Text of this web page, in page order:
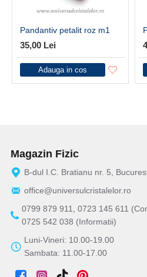
Pandantiv petalit roz m1
35,00 Lei
Adauga in cos
Magazin Fizic
B-dul I.C. Bratianu nr. 5,
office@universulcristalelor.ro
0799 879 911, 0723 145 611
0725 542 038 (Informatii)
Luni-Vineri: 10.00-19.00
Sambata: 11.00-17.00